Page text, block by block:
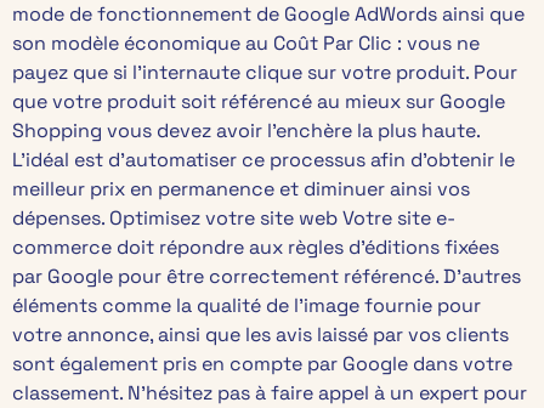
mode de fonctionnement de Google AdWords ainsi que
son modèle économique au Coût Par Clic : vous ne
payez que si l’internaute clique sur votre produit. Pour
que votre produit soit référencé au mieux sur Google
Shopping vous devez avoir l’enchère la plus haute.
L’idéal est d’automatiser ce processus afin d’obtenir le
meilleur prix en permanence et diminuer ainsi vos
dépenses. Optimisez votre site web Votre site e-
commerce doit répondre aux règles d’éditions fixées
par Google pour être correctement référencé. D’autres
éléments comme la qualité de l’image fournie pour
votre annonce, ainsi que les avis laissé par vos clients
sont également pris en compte par Google dans votre
classement. N’hésitez pas à faire appel à un expert pour